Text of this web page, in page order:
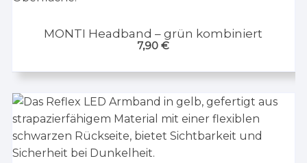
MONTI Headband – grün kombiniert
7,90€